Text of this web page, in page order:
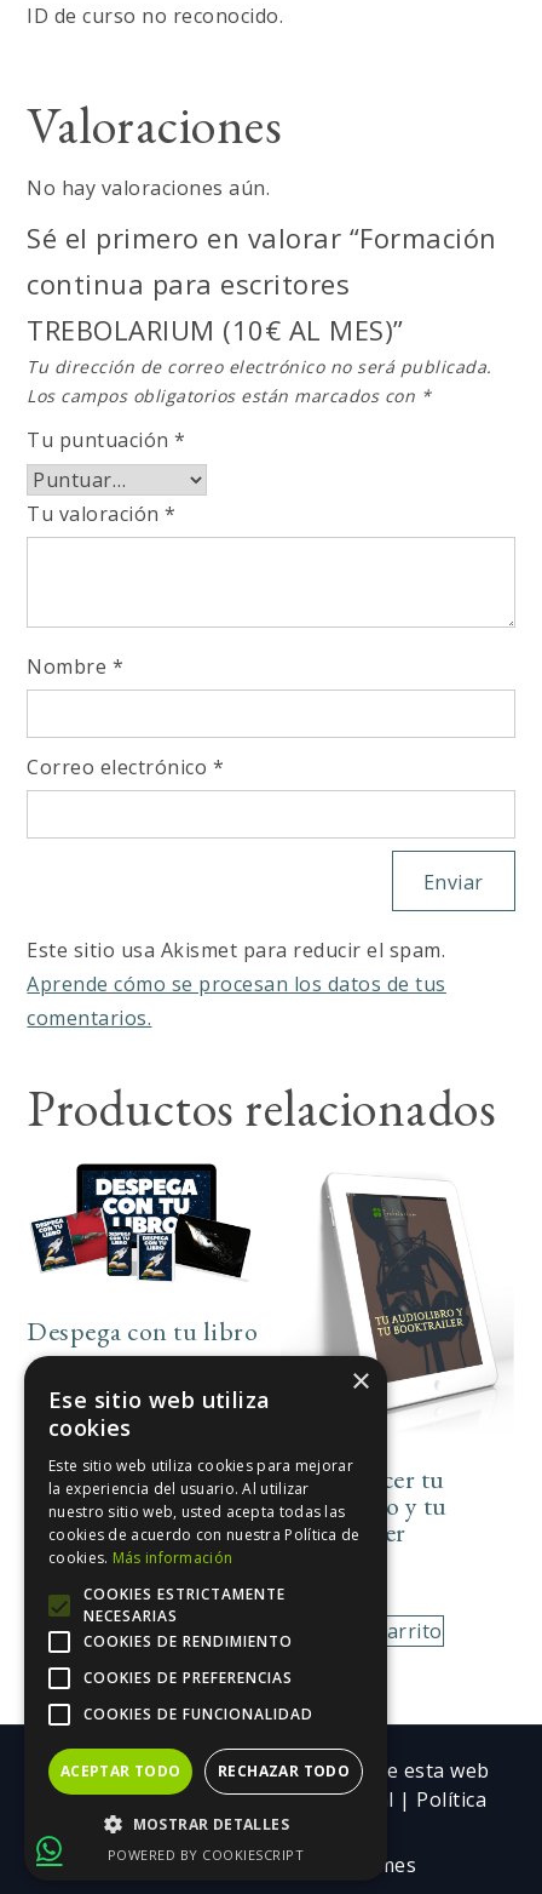
ID de curso no reconocido.
Valoraciones
No hay valoraciones aún.
Sé el primero en valorar “Formación
continua para escritores
TREBOLARIUM (10€ AL MES)”
Tu dirección de correo electrónico no será publicada.
Los campos obligatorios están marcados con *
Tu puntuación*
Tu valoración*
Nombre *
Correo electrónico *
Este sitio usa Akismet para reducir el spam.
Aprende cómo se procesan los datos de tus
comentarios.
Productos relacionados
Despega con tu libro
37,00
Añadir Al Carrito
Cómo hacer tu
audiolibro y tu
booktrailer
Añadir Al Carrito
Copyright ©| Todos los contenidos de esta web
pertenecen a Trebolarium.Aviso legal | Política
de Privacidad
Corpobrand byShark Themes
×
Ese sitio web utiliza
cookies
Este sitio web utiliza cookies para mejorar
la experiencia del usuario. Al utilizar
nuestro sitio web, usted acepta todas las
cookies de acuerdo con nuestra Política de
cookies. Más información
COOKIES ESTRICTAMENTE
NECESARIAS
COOKIES DE RENDIMIENTO
COOKIES DE PREFERENCIAS
COOKIES DE FUNCIONALIDAD
ACEPTAR TODO RECHAZAR TODO
MOSTRAR DETALLES
POWERED BY COOKIESCRIPT